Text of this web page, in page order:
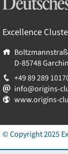
Excellence
D-85748
+49 89 289
info@origins-
www.origins-
© Copyright 2025